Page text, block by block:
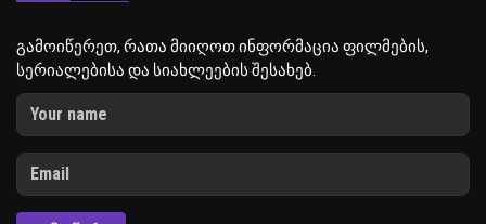
გამოიწერეთ, რათა მიიღოთ ინფორმაცია ფილმების,
სერიალებისა და სიახლეების შესახებ.